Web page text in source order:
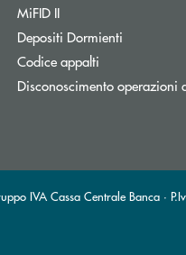
finestra
una nuova finestra
MiFID II
Depositi Dormienti
Codice appalti
Disconoscimento operazioni
IVA Cassa Centrale Banca ·